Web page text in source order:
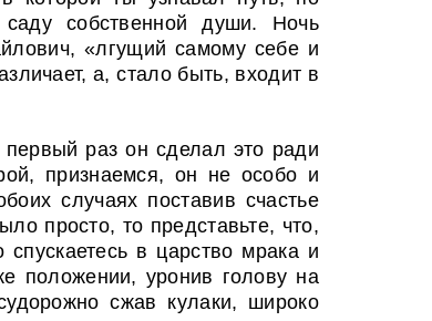
собственной души. Ночь
«лгущий самому себе и
а, стало быть, входит в
раз он сделал это ради
признаемся, он не особо и
случаях поставив счастье
просто, то представьте, что,
в царство мрака и
положении, уронив голову на
сжав кулаки, широко